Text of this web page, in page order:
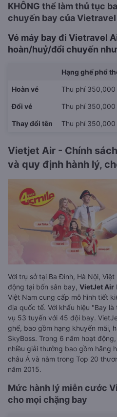
KHÔNG thể làm thủ tục
chuyến bay của
Vé máy bay đi Vietravel
hoàn/huỷ/đổi chuyến
Hạng ghế phổ
Hoàn vé Thu phí 350,000
Đổi vé Thu phí 350,000
Thay đổi tên Thu phí 350,000
Vietjet Air - Chính
và quy định hành lý,
Với trụ sở tại Ba Đình, Hà Nội,
động tại bốn sân bay, VietJet Air
Việt Nam cung cấp mô hình tiết
địa quốc tế. Với khẩu hiệu "Bay
vụ 53 tuyến với 45 đội bay.
ghế, bao gồm hạng khuyến mãi,
SkyBoss. Trong 6 năm hoạt
nhiều giải thưởng bao gồm hãng
châu Á và nằm trong Top 20
năm 2015.
Mức hành lý miễn cước
cho mọi chặng bay